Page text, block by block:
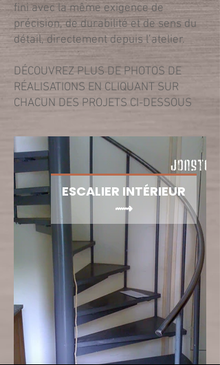
fini avec la même exigence de
précision, de durabilité et de sens du
détail, directement depuis l’atelier.
DÉCOUVREZ PLUS DE PHOTOS DE
RÉALISATIONS EN CLIQUANT SUR
CHACUN DES PROJETS CI-DESSOUS
ESCALIER INTÉRIEUR
⟿